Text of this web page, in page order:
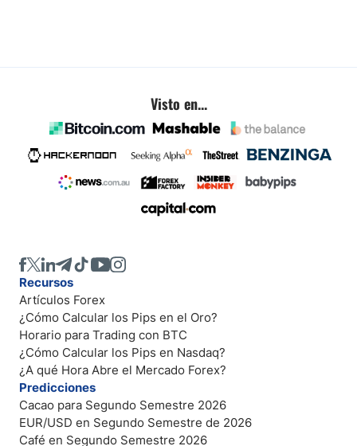
Visto en...
Recursos
Artículos Forex
¿Cómo Calcular los Pips en el Oro?
Horario para Trading con BTC
¿Cómo Calcular los Pips en Nasdaq?
¿A qué Hora Abre el Mercado Forex?
Predicciones
Cacao para Segundo Semestre 2026
EUR/USD en Segundo Semestre de 2026
Café en Segundo Semestre 2026